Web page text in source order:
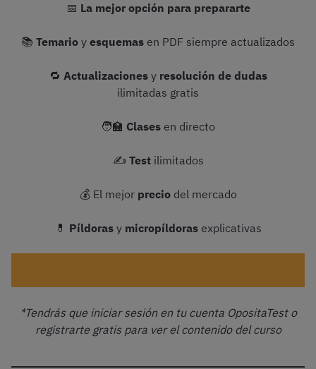
📅 La mejor opción para prepararte
📚 Temario y esquemas en PDF siempre actualizados
🔁 Actualizaciones y resolución de dudas
ilimitadas gratis
🧑‍🏫 Clases en directo
✍️ Testilimitados
💰 El mejor preciodel mercado
💊 Píldoras y micropíldoras explicativas
*Tendrás que iniciar sesión en tu cuenta OpositaTest o
registrarte gratis para ver el contenido del curso